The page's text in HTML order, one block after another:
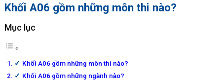
Khối A06 gồm những môn thi nào?
Mục lục
Khối A06 gồm những môn thi nào?
Khối A06 gồm những ngành nào?